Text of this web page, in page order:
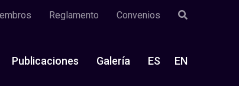
Reglamento Convenios
Publicaciones Galería ES EN